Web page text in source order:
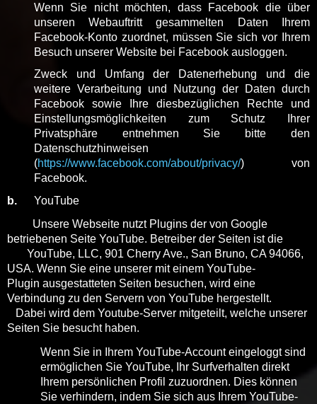
Wenn Sie nicht möchten, dass Facebook die über
unseren Webauftritt gesammelten Daten Ihrem
Facebook-Konto zuordnet, müssen Sie sich vor Ihrem
Besuch unserer Website bei Facebook ausloggen.
Zweck und Umfang der Datenerhebung und die
weitere Verarbeitung und Nutzung der Daten durch
Facebook sowie Ihre diesbezüglichen Rechte und
Einstellungsmöglichkeiten zum Schutz Ihrer
Privatsphäre entnehmen Sie bitte den
Datenschutzhinweisen
(https://www.facebook.com/about/privacy/) von
Facebook.
b.
YouTube
Unsere Webseite nutzt Plugins der von Google
betriebenen Seite YouTube. Betreiber der Seiten ist die
YouTube, LLC, 901 Cherry Ave., San Bruno, CA 94066,
USA. Wenn Sie eine unserer mit einem YouTube-
Plugin ausgestatteten Seiten besuchen, wird eine
Verbindung zu den Servern von YouTube hergestellt.
Dabei wird dem Youtube-Server mitgeteilt, welche unserer
Seiten Sie besucht haben.
Wenn Sie in Ihrem YouTube-Account eingeloggt sind
ermöglichen Sie YouTube, Ihr Surfverhalten direkt
Ihrem persönlichen Profil zuzuordnen. Dies können
Sie verhindern, indem Sie sich aus Ihrem YouTube-